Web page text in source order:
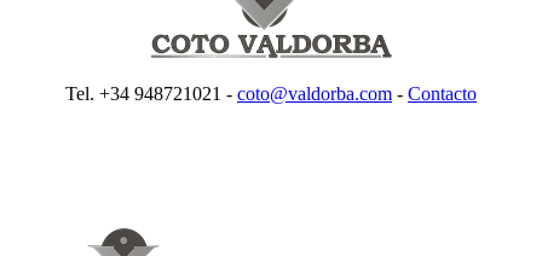
Tel. +34 948721021 - coto@valdorba.com - Contacto